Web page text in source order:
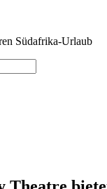
Südafrika-Urlaub